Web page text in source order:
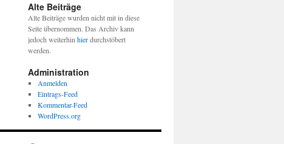
Alte Beiträge
Alte Beiträge wurden nicht mit in diese
Seite übernommen. Das Archiv kann
jedoch weiterhin hierdurchstöbert
werden.
Administration
Anmelden
Eintrags-Feed
Kommentar-Feed
WordPress.org